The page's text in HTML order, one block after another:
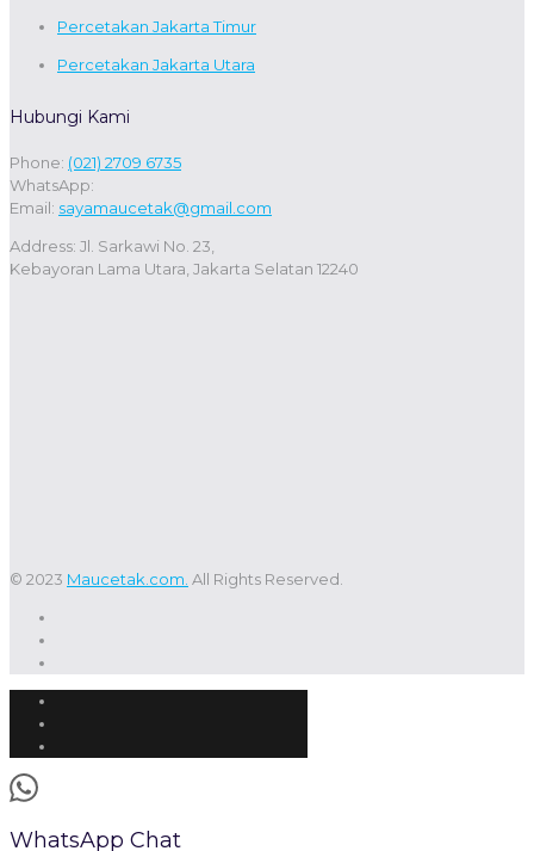
Percetakan Jakarta Timur
Percetakan Jakarta Utara
Hubungi Kami
Phone: (021) 2709 6735
WhatsApp:
Email: sayamaucetak@gmail.com
Address: Jl. Sarkawi No. 23,
Kebayoran Lama Utara, Jakarta Selatan 12240
© 2023 Maucetak.com. All Rights Reserved.
WhatsApp Chat